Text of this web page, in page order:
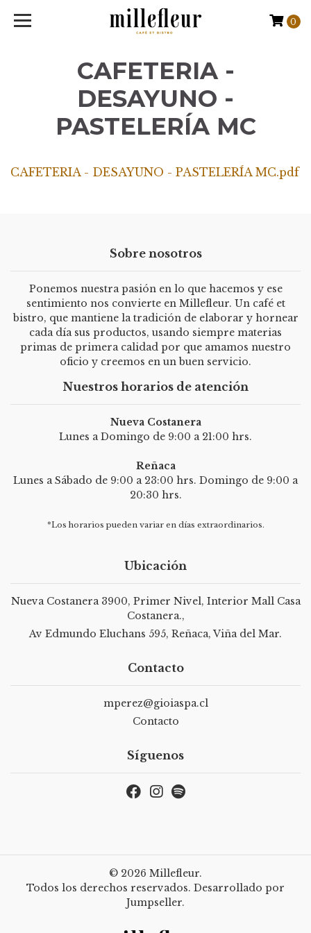
0
CAFETERIA -
DESAYUNO -
PASTELERÍA MC
CAFETERIA - DESAYUNO - PASTELERÍA MC.pdf
Sobre nosotros
Ponemos nuestra pasión en lo que hacemos y ese
sentimiento nos convierte en Millefleur. Un café et
bistro, que mantiene la tradición de elaborar y hornear
cada día sus productos, usando siempre materias
primas de primera calidad por que amamos nuestro
oficio y creemos en un buen servicio.
Nuestros horarios de atención
Nueva Costanera
Lunes a Domingo de 9:00 a 21:00 hrs.
Reñaca
Lunes a Sábado de 9:00 a 23:00 hrs. Domingo de 9:00 a
20:30 hrs.
*Los horarios pueden variar en días extraordinarios.
Ubicación
Nueva Costanera 3900, Primer Nivel, Interior Mall Casa
Costanera.,
Av Edmundo Eluchans 595, Reñaca, Viña del Mar.
Contacto
mperez@gioiaspa.cl
Contacto
Síguenos
© 2026 Millefleur.
Todos los derechos reservados. Desarrollado por
Jumpseller.